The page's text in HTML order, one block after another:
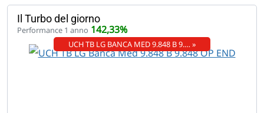
Il Turbo del giorno
Performance 1 anno 142,33%
UCH TB LG BANCA MED 9.848 B 9.… »